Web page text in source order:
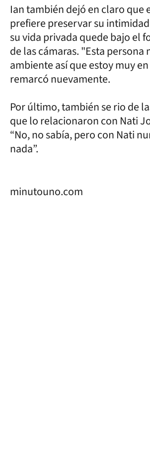
Ian también dejó en claro que
prefiere preservar su
su vida privada quede bajo el
de las cámaras. "Esta persona
ambiente así que estoy muy
remarcó nuevamente.
Por último, también se rio de
que lo relacionaron con Nati
“No, no sabía, pero con Nati
nada”.
minutouno.com